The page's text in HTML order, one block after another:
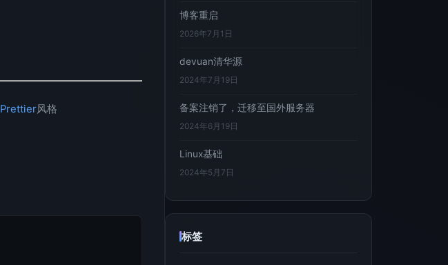
Prettier风格
博客重启
2026年7月1日
devuan清华源
2024年7月19日
备案注销了，迁移至国外服务器
2024年6月19日
Linux基础
2024年5月7日
标签